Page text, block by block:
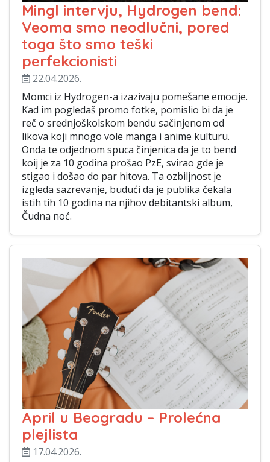
Mingl intervju, Hydrogen bend:
Veoma smo neodlučni, pored
toga što smo teški
perfekcionisti
22.04.2026.
Momci iz Hydrogen-a izazivaju pomešane emocije.
Kad im pogledaš promo fotke, pomislio bi da je
reč o srednjoškolskom bendu sačinjenom od
likova koji mnogo vole manga i anime kulturu.
Onda te odjednom spuca činjenica da je to bend
koij je za 10 godina prošao PzE, svirao gde je
stigao i došao do par hitova. Ta ozbiljnost je
izgleda sazrevanje, budući da je publika čekala
istih tih 10 godina na njihov debitantski album,
Čudna noć.
April u Beogradu – Prolećna
plejlista
17.04.2026.